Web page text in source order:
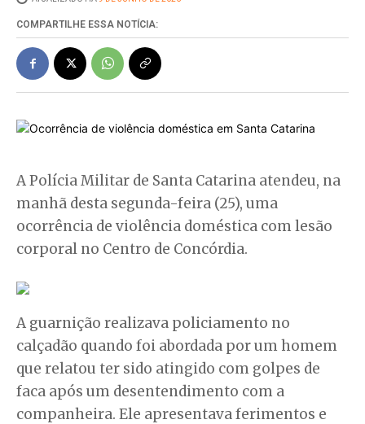
COMPARTILHE ESSA NOTÍCIA:
A Polícia Militar de Santa Catarina atendeu, na
manhã desta segunda-feira (25), uma
ocorrência de violência doméstica com lesão
corporal no Centro de Concórdia.
A guarnição realizava policiamento no
calçadão quando foi abordada por um homem
que relatou ter sido atingido com golpes de
faca após um desentendimento com a
companheira. Ele apresentava ferimentos e